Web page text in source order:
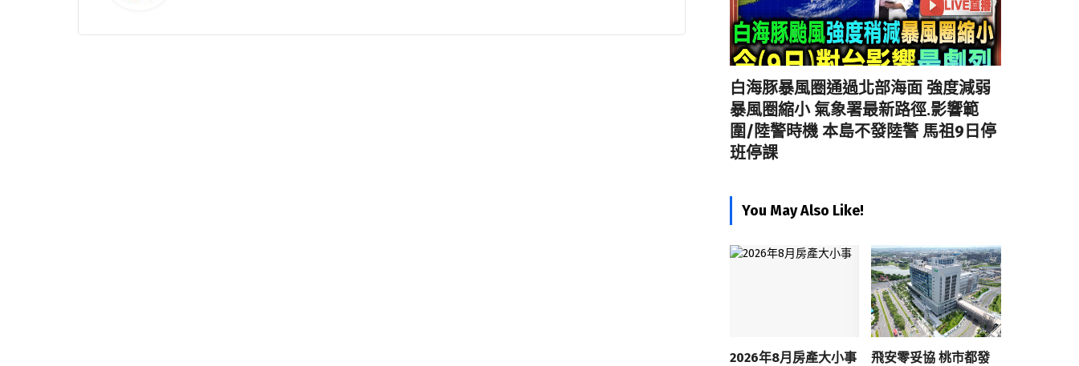
白海豚暴風圈通過北部海面 強度減弱
暴風圈縮小 氣象署最新路徑.影響範
圍/陸警時機 本島不發陸警 馬祖9日停
班停課
You May Also Like!
2026年8月房產大小事
飛安零妥協 桃市都發